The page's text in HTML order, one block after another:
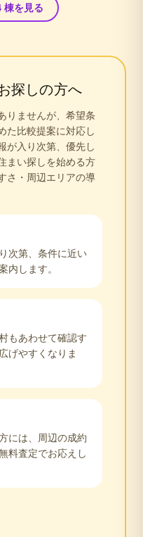
棟を見る
探しの方へ
りませんが、希望条
た比較提案に対応し
が入り次第、優先し
まい探しを始める方
さ・周辺エリアの導
次第、条件に近い
内します。
もあわせて確認す
げやすくなりま
には、周辺の成約
料査定でお応えし